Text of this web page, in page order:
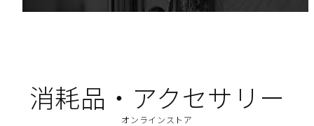
消耗品・アクセサリー
オンラインストア